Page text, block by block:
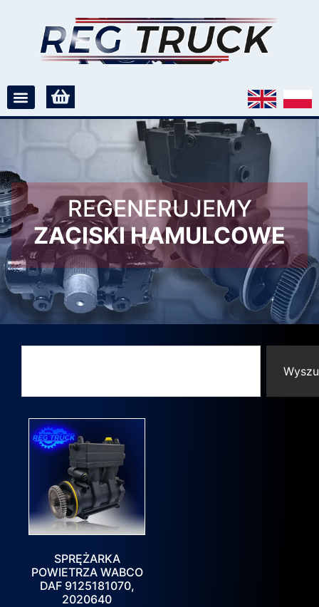
REGENERUJEMY
ZACISKI HAMULCOWE
SPRĘŻARKA
POWIETRZA WABCO
DAF 9125181070,
2020640